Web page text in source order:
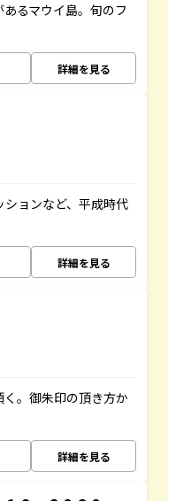
るマウイ島。旬のフ
詳細を見る
ョンなど、平成時代
詳細を見る
。御朱印の頂き方か
詳細を見る